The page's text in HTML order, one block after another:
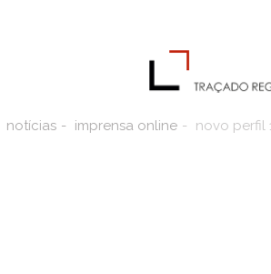
notícias imprensa online novo perfil